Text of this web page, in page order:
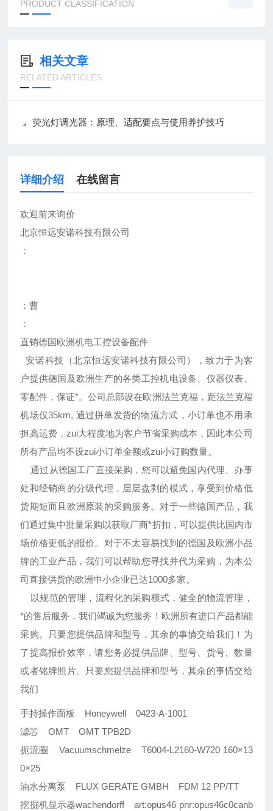
PRODUCT CLASSIFICATION
相关文章
RELATED ARTICLES
荧光灯调光器：原理、适配要点与使用养护技巧
详细介绍 在线留言
欢迎前来询价
北京恒远安诺科技有限公司
：
：曹
：
直销德国欧洲机电工控设备配件
安诺科技（北京恒远安诺科技有限公司），致力于为客
户提供德国及欧洲生产的各类工控机电设备、仪器仪表、
零配件，保证*。公司总部设在欧洲法兰克福，距法兰克福
机场仅35km, 通过拼单发货的物流方式，小订单也不用承
担高运费，zui大程度地为客户节省采购成本，因此本公司
所有产品均不设zui小订单金额或zui小订购数量。
通过从德国工厂直接采购，您可以避免国内代理、办事
处和经销商的分级代理，层层盘剥的模式，享受到价格低
货期短而且欧洲原装的采购服务。对于一些德国产品，我
们通过集中批量采购以获取厂商*折扣，可以提供比国内市
场价格更低的报价。对于不太容易找到的德国及欧洲小品
牌的工业产品，我们可以帮助您寻找并代为采购，为本公
司直接供货的欧洲中小企业已达1000多家。
以规范的管理，流程化的采购模式，健全的物流管理，
*的售后服务，我们竭诚为您服务！欧洲所有进口产品都能
采购。只要您提供品牌和型号，其余的事情交给我们！为
了提高报价效率，请您务必提供品牌、型号、货号、数量
或者铭牌照片。只要您提供品牌和型号，其余的事情交给
我们
手持操作面板 Honeywell 0423-A-1001
滤芯 OMT OMT TPB2D
扼流圈 Vacuumschmelze T6004-L2160-W720 160×13
0×25
油水分离泵 FLUX GERATE GMBH FDM 12 PP/TT
挖掘机显示器wachendorff art:opus46 pnr:opus46c0canb